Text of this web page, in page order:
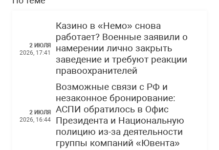
2 ИЮЛЯ
2026, 17:41
Казино в «Немо» снова
работает? Военные заявили о
намерении лично закрыть
заведение и требуют реакции
правоохранителей
2 ИЮЛЯ
2026, 16:44
Возможные связи с РФ и
незаконное бронирование:
АСПИ обратилось в Офис
Президента и Национальную
полицию из-за деятельности
группы компаний «Ювента»